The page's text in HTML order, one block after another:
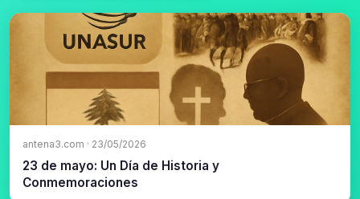
antena3.com · 23/05/2026
23 de mayo: Un Día de Historia y
Conmemoraciones